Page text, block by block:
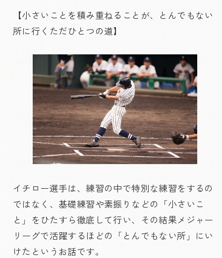
【小さいことを積み重ねることが、とんでもない
所に行くただひとつの道】
イチロー選手は、練習の中で特別な練習をするの
ではなく、基礎練習や素振りなどの「小さいこ
と」をひたすら徹底して行い、その結果メジャー
リーグで活躍するほどの「とんでもない所」にい
けたというお話です。